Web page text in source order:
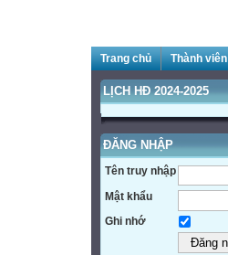
Trang chủ Thành viên
LỊCH HĐ 2024-2025
ĐĂNG NHẬP
Tên truy nhập
Mật khẩu
Ghi nhớ